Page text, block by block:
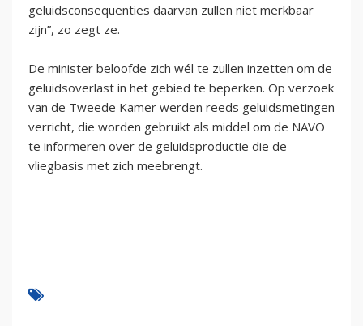
geluidsconsequenties daarvan zullen niet merkbaar
zijn”, zo zegt ze.
De minister beloofde zich wél te zullen inzetten om de
geluidsoverlast in het gebied te beperken. Op verzoek
van de Tweede Kamer werden reeds geluidsmetingen
verricht, die worden gebruikt als middel om de NAVO
te informeren over de geluidsproductie die de
vliegbasis met zich meebrengt.